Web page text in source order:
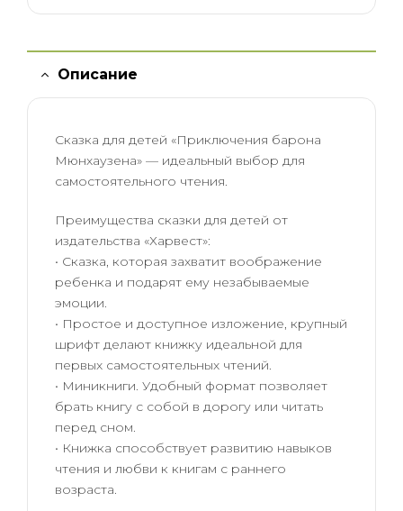
Описание
Сказка для детей «Приключения барона
Мюнхаузена» — идеальный выбор для
самостоятельного чтения.
Преимущества сказки для детей от
издательства «Харвест»:
• Сказка, которая захватит воображение
ребенка и подарят ему незабываемые
эмоции.
• Простое и доступное изложение, крупный
шрифт делают книжку идеальной для
первых самостоятельных чтений.
• Миникниги. Удобный формат позволяет
брать книгу с собой в дорогу или читать
перед сном.
• Книжка способствует развитию навыков
чтения и любви к книгам с раннего
возраста.